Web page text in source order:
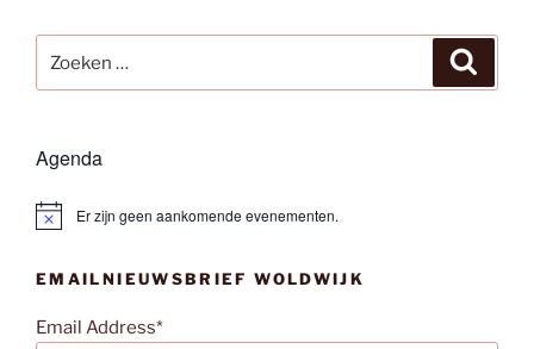
naar:
Agenda
i
h
t
Er zijn geen aankomende evenementen.
EMAILNIEUWSBRIEF WOLDWIJK
Email Address*